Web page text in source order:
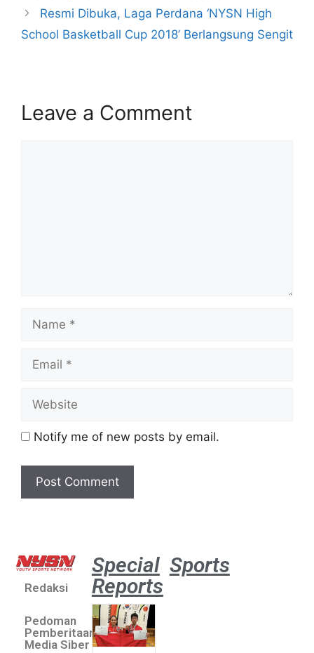
Resmi Dibuka, Laga Perdana ‘NYSN High
School Basketball Cup 2018’ Berlangsung Sengit
Leave a Comment
Notify me of new posts by email.
Redaksi
Pedoman
Pemberitaan
Media Siber
Special
Reports
Sports